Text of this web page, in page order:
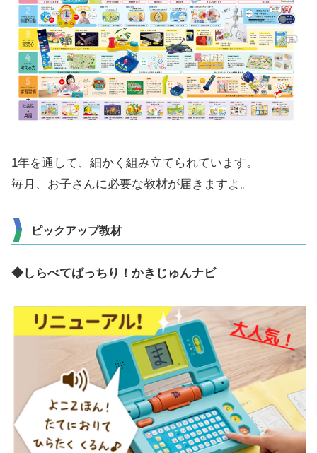
1年を通して、細かく組み立てられています。
毎月、お子さんに必要な教材が届きますよ。
ピックアップ教材
◆しらべてばっちり！かきじゅんナビ